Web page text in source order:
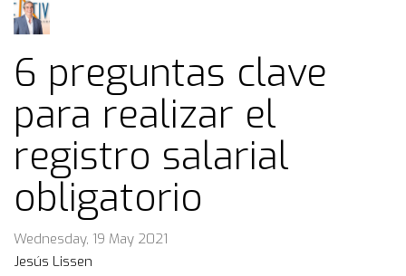
pinterest
6 preguntas clave
para realizar el
registro salarial
obligatorio
Wednesday, 19 May 2021
Jesús Lissen